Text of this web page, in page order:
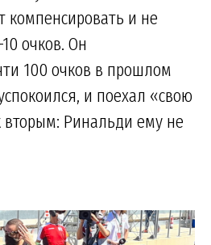
компенсировать и не
очков. Он
100 очков в прошлом
и поехал «свою
вторым: Ринальди ему не